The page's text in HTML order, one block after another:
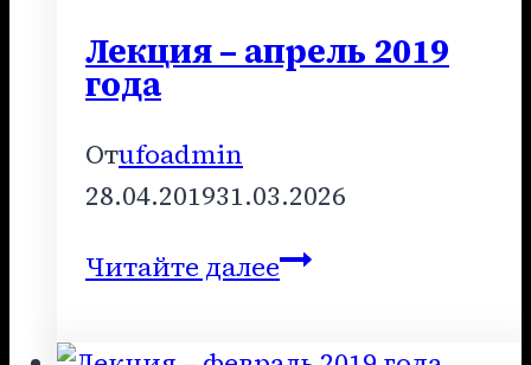
Лекция – апрель 2019
года
Отufoadmin
28.04.201931.03.2026
Читайте далееЛекция
апрель